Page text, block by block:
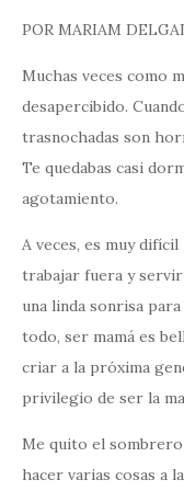
POR MARIAM
Muchas veces como
desapercibido.
trasnochadas son
Te quedabas casi
agotamiento.
A veces, es muy
trabajar fuera y
una linda sonrisa
todo, ser mamá es
criar a la próxima
privilegio de ser la
Me quito el sombrero
hacer varias cosas a